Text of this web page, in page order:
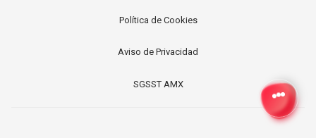
Política de Cookies
Aviso de Privacidad
SGSST AMX